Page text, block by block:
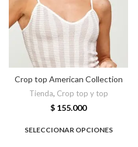
Crop top American Collection
Tienda, Crop top y top
$ 155.000
SELECCIONAR OPCIONES